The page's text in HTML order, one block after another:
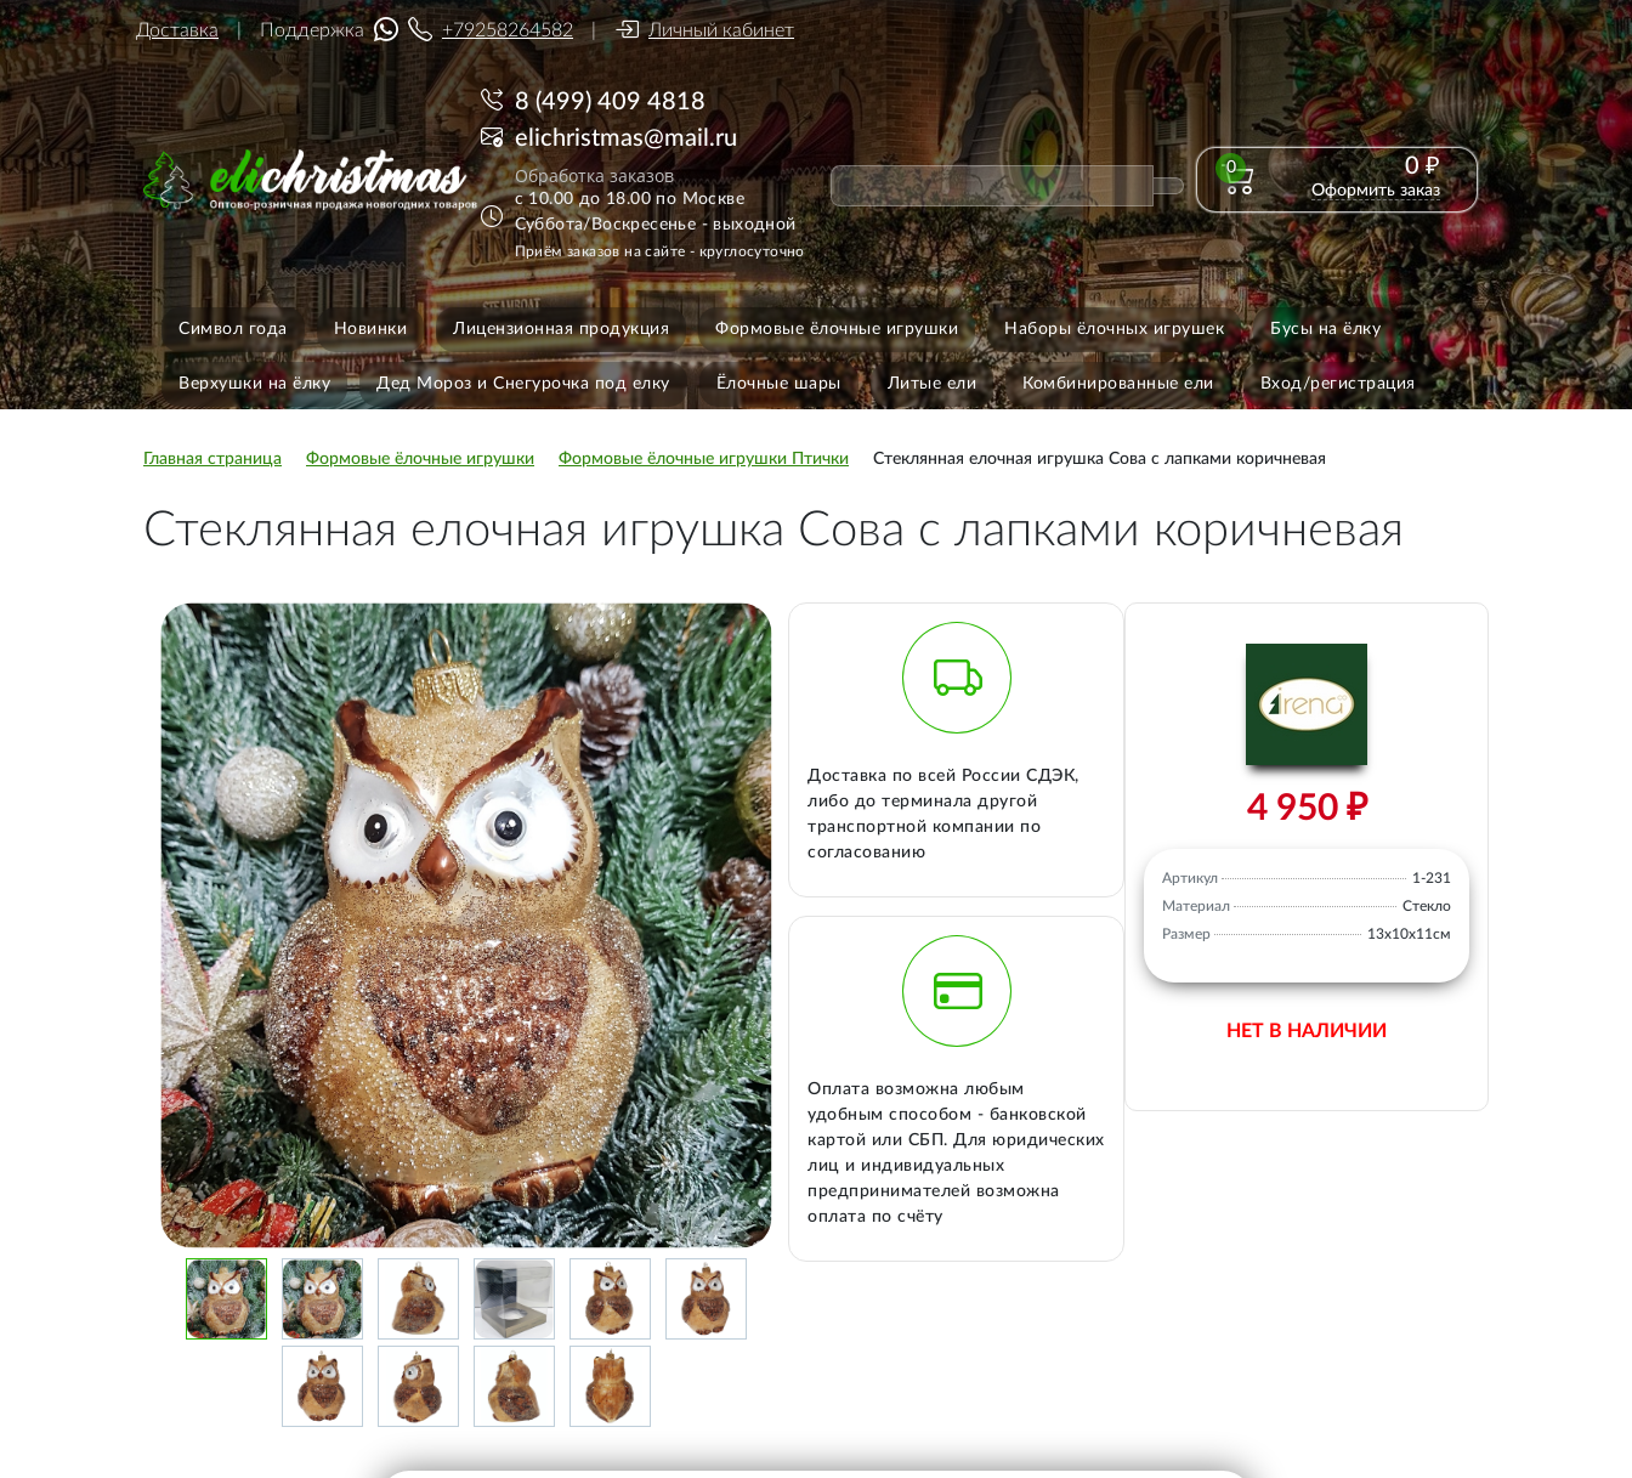
Доставка Поддержка +79258264582 Личный кабинет
0 0 ₽
Оформить заказ
8 (499) 409 4818
elichristmas@mail.ru
Обработка заказов
с 10.00 до 18.00 по Москве
Суббота/Воскресенье - выходной
Приём заказов на сайте - круглосуточно
Символ года Новинки Лицензионная продукция Формовые ёлочные игрушки Наборы ёлочных игрушек Бусы на ёлку
Верхушки на ёлку Дед Мороз и Снегурочка под елку Ёлочные шары Литые ели Комбинированные ели Вход/регистрация
Главная страница Формовые ёлочные игрушки Формовые ёлочные игрушки Птички Стеклянная елочная игрушка Сова с лапками коричневая
Стеклянная елочная игрушка Сова с лапками коричневая
Доставка по всей России СДЭК,
либо до терминала другой
транспортной компании по
согласованию
Оплата возможна любым
удобным способом - банковской
картой или СБП. Для юридических
лиц и индивидуальных
предпринимателей возможна
оплата по счёту
4 950 ₽
Артикул
1-231
Материал
Стекло
Размер
13х10х11см
НЕТ В НАЛИЧИИ